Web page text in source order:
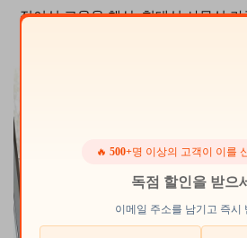
접이식 교육용 책상, 현대식 사무실
실 및 사무실용 책상, 공간 절약형 학
🔥 500+명 이상의 고객이 이를
독점 할인을 받으
이메일 주소를 남기고 즉시